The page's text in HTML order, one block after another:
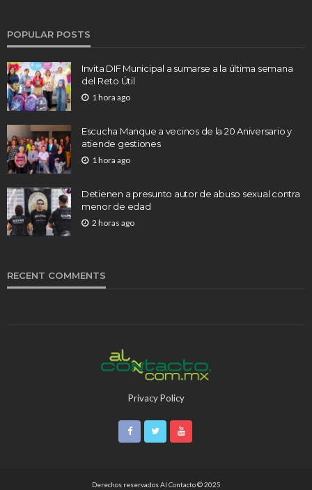
POPULAR POSTS
Invita DIF Municipal a sumarse a la última semana
del Reto Útil
1 hora ago
Escucha Manque a vecinos de la 20 Aniversario y
atiende gestiones
1 hora ago
Detienen a presunto autor de abuso sexual contra
menor de edad
2 horas ago
RECENT COMMENTS
Privacy Policy
Derechos reservados Al Contacto © 2025